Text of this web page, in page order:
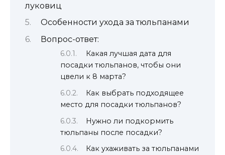
луковиц
Особенности ухода за тюльпанами
Вопрос-ответ:
Какая лучшая дата для
посадки тюльпанов, чтобы они
цвели к 8 марта?
Как выбрать подходящее
место для посадки тюльпанов?
Нужно ли подкормить
тюльпаны после посадки?
Как ухаживать за тюльпанами